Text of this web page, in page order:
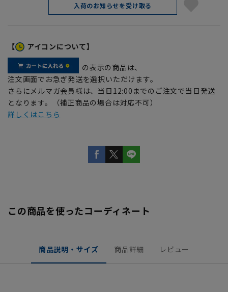
入荷のお知らせを受け取る
【 アイコンについて】
の表示の商品は、
注文画面でお急ぎ発送を選択いただけます。
さらにメルマガ会員様は、当日12:00までのご注文で当日発送
となります。（補正商品の場合は対応不可）
詳しくはこちら
この商品を使ったコーディネート
商品説明・サイズ 商品詳細 レビュー